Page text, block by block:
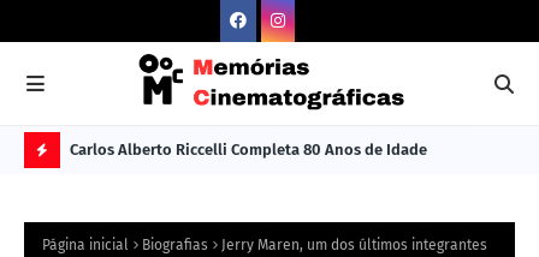
L
Carlos Alberto Riccelli Completa 80 Anos de Idade
Página inicial Biografias
Jerry Maren, um dos últimos integrantes